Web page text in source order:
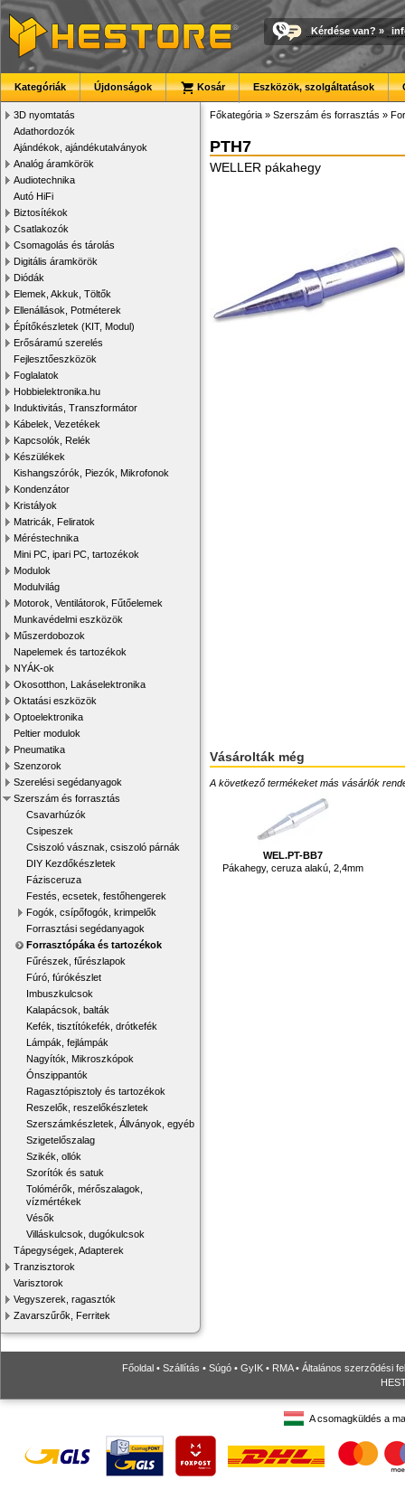
Kérdése van? »
Kategóriák Újdonságok Kosár Eszközök, szolgáltatások
3D nyomtatás
Adathordozók
Ajándékok, ajándékutalványok
Analóg áramkörök
Audiotechnika
Autó HiFi
Biztosítékok
Csatlakozók
Csomagolás és tárolás
Digitális áramkörök
Diódák
Elemek, Akkuk, Töltők
Ellenállások, Potméterek
Építőkészletek (KIT, Modul)
Erősáramú szerelés
Fejlesztőeszközök
Foglalatok
Hobbielektronika.hu
Induktivitás, Transzformátor
Kábelek, Vezetékek
Kapcsolók, Relék
Készülékek
Kishangszórók, Piezók, Mikrofonok
Kondenzátor
Kristályok
Matricák, Feliratok
Méréstechnika
Mini PC, ipari PC, tartozékok
Modulok
Modulvilág
Motorok, Ventilátorok, Fűtőelemek
Munkavédelmi eszközök
Műszerdobozok
Napelemek és tartozékok
NYÁK-ok
Okosotthon, Lakáselektronika
Oktatási eszközök
Optoelektronika
Peltier modulok
Pneumatika
Szenzorok
Szerelési segédanyagok
Szerszám és forrasztás
Csavarhúzók
Csipeszek
Csiszoló vásznak, csiszoló párnák
DIY Kezdőkészletek
Fázisceruza
Festés, ecsetek, festőhengerek
Fogók, csípőfogók, krimpelők
Forrasztási segédanyagok
Forrasztópáka és tartozékok
Fűrészek, fűrészlapok
Fúró, fúrókészlet
Imbuszkulcsok
Kalapácsok, balták
Kefék, tisztítókefék, drótkefék
Lámpák, fejlámpák
Nagyítók, Mikroszkópok
Ónszippantók
Ragasztópisztoly és tartozékok
Reszelők, reszelőkészletek
Szerszámkészletek, Állványok, egyéb
Szigetelőszalag
Szikék, ollók
Szorítók és satuk
Tolómérők, mérőszalagok,
vízmértékek
Vésők
Villáskulcsok, dugókulcsok
Tápegységek, Adapterek
Tranzisztorok
Varisztorok
Vegyszerek, ragasztók
Zavarszűrők, Ferritek
Főkategória » Szerszám és forrasztás »
PTH7
WELLER pákahegy
Vásárolták még
A következő termékeket más vásárlók
WEL.PT-BB7
Pákahegy, ceruza alakú, 2,4mm
Főoldal • Szállítás • Súgó • GyIK • RMA• Általános szerződési
A csomagküldés a